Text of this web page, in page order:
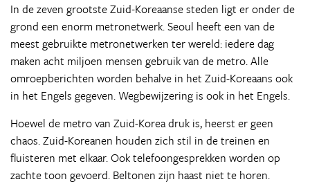
In de zeven grootste Zuid-Koreaanse steden ligt er onder de
grond een enorm metronetwerk. Seoul heeft een van de
meest gebruikte metronetwerken ter wereld: iedere dag
maken acht miljoen mensen gebruik van de metro. Alle
omroepberichten worden behalve in het Zuid-Koreaans ook
in het Engels gegeven. Wegbewijzering is ook in het Engels.
Hoewel de metro van Zuid-Korea druk is, heerst er geen
chaos. Zuid-Koreanen houden zich stil in de treinen en
fluisteren met elkaar. Ook telefoongesprekken worden op
zachte toon gevoerd. Beltonen zijn haast niet te horen.